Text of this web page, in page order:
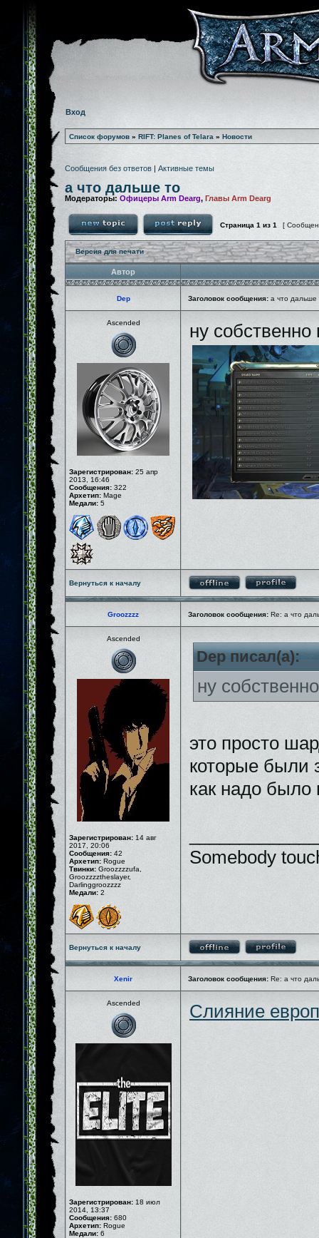
Вход
Список форумов » RIFT: Planes of Telara » Новости
Сообщения без ответов | Активные темы
а что дальше то
Модераторы: Офицеры Arm Dearg, Главы Arm Dearg
Страница 1 из 1 [
Версия для печати
Автор
Dep Заголовок сообщения: а что дальше
Ascended
Зарегистрирован: 25 апр
2013, 16:46
Сообщения: 322
Архетип: Mage
Медали: 5
ну собственно
Вернуться к началу
Groozzzz Заголовок сообщения: Re: а что
Ascended
Зарегистрирован: 14 авг
2017, 20:06
Сообщения: 42
Архетип: Rogue
Твинки: Groozzzzufa,
Groozzzztheslayer,
Darlinggroozzzz
Медали: 2
Dep писал(а):
ну
это просто
которые были
как надо было
Somebody
Вернуться к началу
Xenir Заголовок сообщения: Re: а что
Ascended
Зарегистрирован: 18 июл
2014, 13:37
Сообщения: 680
Архетип: Rogue
Медали: 6
Слияние